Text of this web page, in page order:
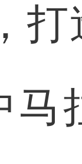
马